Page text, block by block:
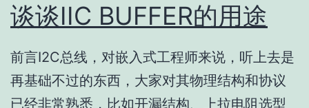
谈谈IIC BUFFER的用途
前言I2C总线，对嵌入式工程师来说，听上去是
再基础不过的东西，大家对其物理结构和协议
已经非常熟悉，比如开漏结构、上拉电阻选型